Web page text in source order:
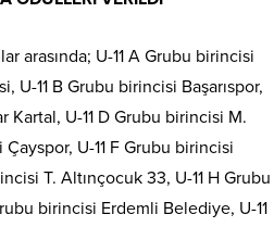
arasında; U-11 A Grubu birincisi
U-11 B Grubu birincisi Başarıspor,
Kartal, U-11 D Grubu birincisi M.
U-11 F Grubu birincisi
T. Altınçocuk 33, U-11 H Grubu
birincisi Erdemli Belediye, U-11